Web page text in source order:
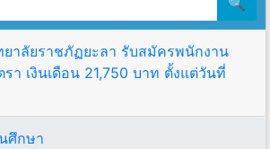
าลัยราชภัฏยะลา รับสมัครพนักงาน
า เงินเดือน 21,750 บาท ตั้งแต่วันที่
ศึกษา